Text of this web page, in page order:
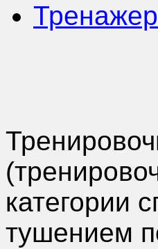
категории
тушением